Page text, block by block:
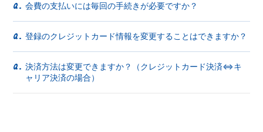
Q. 会費の支払いには毎回の手続きが必要ですか？
Q. 登録のクレジットカード情報を変更することはできますか？
Q. 決済方法は変更できますか？（クレジットカード決済⇔キ
ャリア決済の場合）